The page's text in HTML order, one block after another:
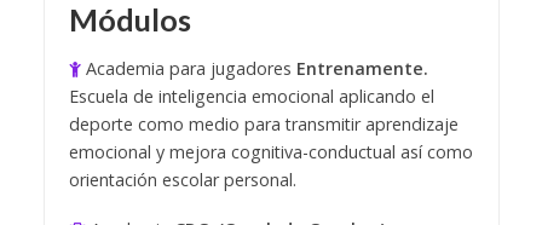
Módulos
Academia para jugadores Entrenamente.
Escuela de inteligencia emocional aplicando el
deporte como medio para transmitir aprendizaje
emocional y mejora cognitiva-conductual así como
orientación escolar personal.